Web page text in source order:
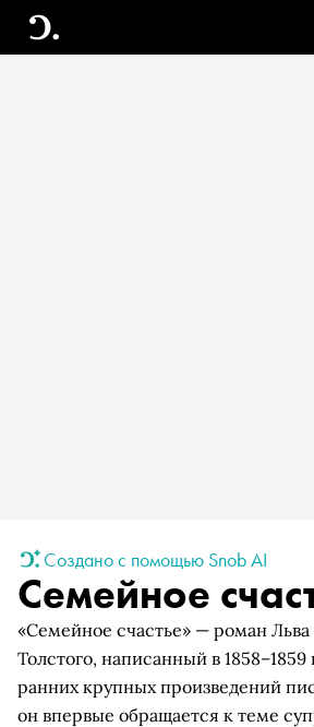
Создано с помощью Snob AI
Семейное
«Семейное счастье» — роман
Толстого, написанный в 1858–1859
ранних крупных произведений
он впервые обращается к теме